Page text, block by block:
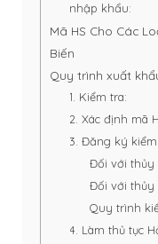
nhập khẩu:
Mã HS Cho Các
Biến
Quy trình xuất
1. Kiểm tra:
2. Xác định mã
3. Đăng ký
Đối với thủy
Đối với thủy
Quy trình
4. Làm thủ tục